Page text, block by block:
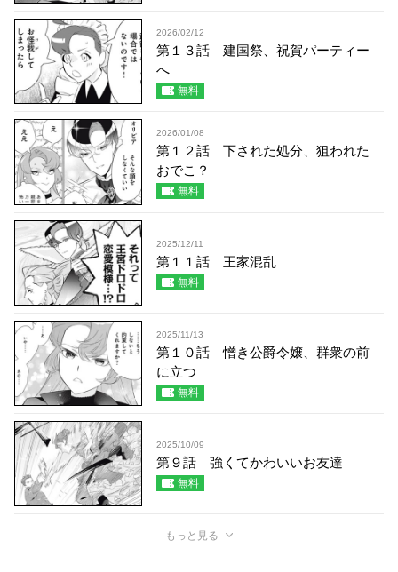
2026/02/12
第１３話 建国祭、祝賀パーティー
へ
無料
2026/01/08
第１２話 下された処分、狙われた
おでこ？
無料
2025/12/11
第１１話 王家混乱
無料
2025/11/13
第１０話 憎き公爵令嬢、群衆の前
に立つ
無料
2025/10/09
第９話 強くてかわいいお友達
無料
もっと見る